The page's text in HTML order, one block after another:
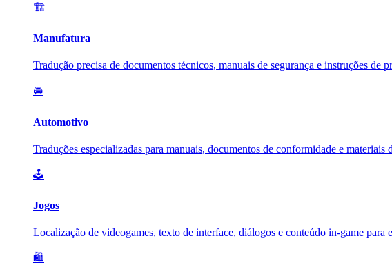
🏗️
Manufatura
Tradução precisa de documentos técnicos, manuais de segurança e instruções de
🚘
Automotivo
Traduções especializadas para manuais, documentos de conformidade e
🕹️
Jogos
Localização de videogames, texto de interface, diálogos e conteúdo in-game para
🛍️